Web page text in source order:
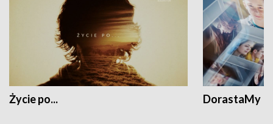
Życie po... DorastaMy